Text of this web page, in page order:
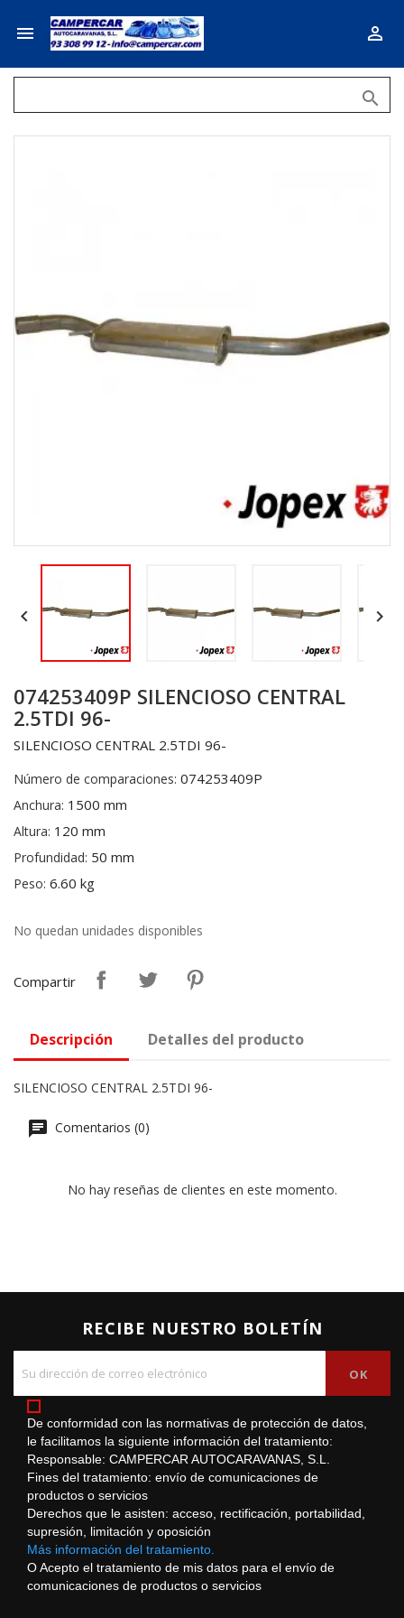
 

 
074253409P SILENCIOSO CENTRAL
2.5TDI 96-
SILENCIOSO CENTRAL 2.5TDI 96-
Número de comparaciones: 074253409P
Anchura: 1500 mm
Altura: 120 mm
Profundidad: 50 mm
Peso: 6.60 kg
No quedan unidades disponibles
Compartir
Descripción Detalles del producto
SILENCIOSO CENTRAL 2.5TDI 96-
Comentarios (0)
No hay reseñas de clientes en este momento.
RECIBE NUESTRO BOLETÍN
De conformidad con las normativas de protección de datos,
le facilitamos la siguiente información del tratamiento:
Responsable: CAMPERCAR AUTOCARAVANAS, S.L.
Fines del tratamiento: envío de comunicaciones de
productos o servicios
Derechos que le asisten: acceso, rectificación, portabilidad,
supresión, limitación y oposición
Más información del tratamiento.
O Acepto el tratamiento de mis datos para el envío de
comunicaciones de productos o servicios